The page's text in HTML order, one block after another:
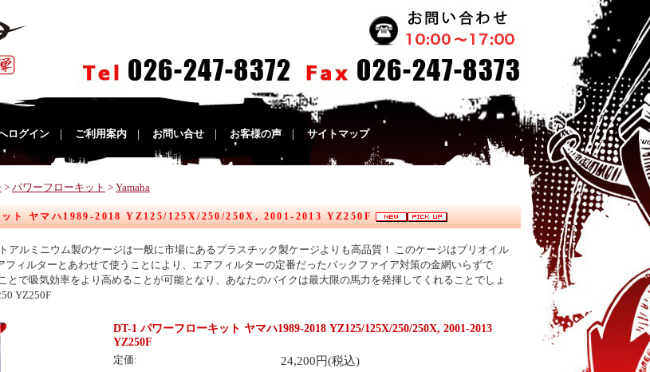
ログイン ご利用案内 お問い合せ お客様の声 サイトマップ
> パワーフローキット > Yamaha
ット ヤマハ1989-2018 YZ125/125X/250/250X, 2001-2013 YZ250F
アルミニウム製のケージは一般に市場にあるプラスチック製ケージよりも高品質！ このケージはプリオイル
フィルターとあわせて使うことにより、エアフィルターの定番だったバックファイア対策の金網いらずで
とで吸気効率をより高めることが可能となり、あなたのバイクは最大限の馬力を発揮してくれることでしょ
YZ250F
DT-1 パワーフローキット ヤマハ1989-2018 YZ125/125X/250/250X, 2001-2013
YZ250F
定価: 24,200円(税込)